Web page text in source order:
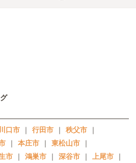
川口市 ｜ 行田市 ｜ 秩父市 ｜
｜ 本庄市 ｜ 東松山市 ｜
市 ｜ 鴻巣市 ｜ 深谷市 ｜ 上尾市 ｜